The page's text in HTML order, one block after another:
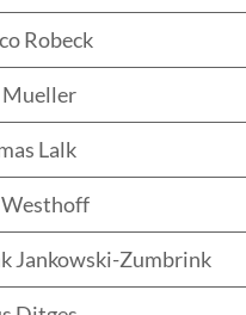
Robeck
Mueller
Lalk
Jankowski-Zumbrink